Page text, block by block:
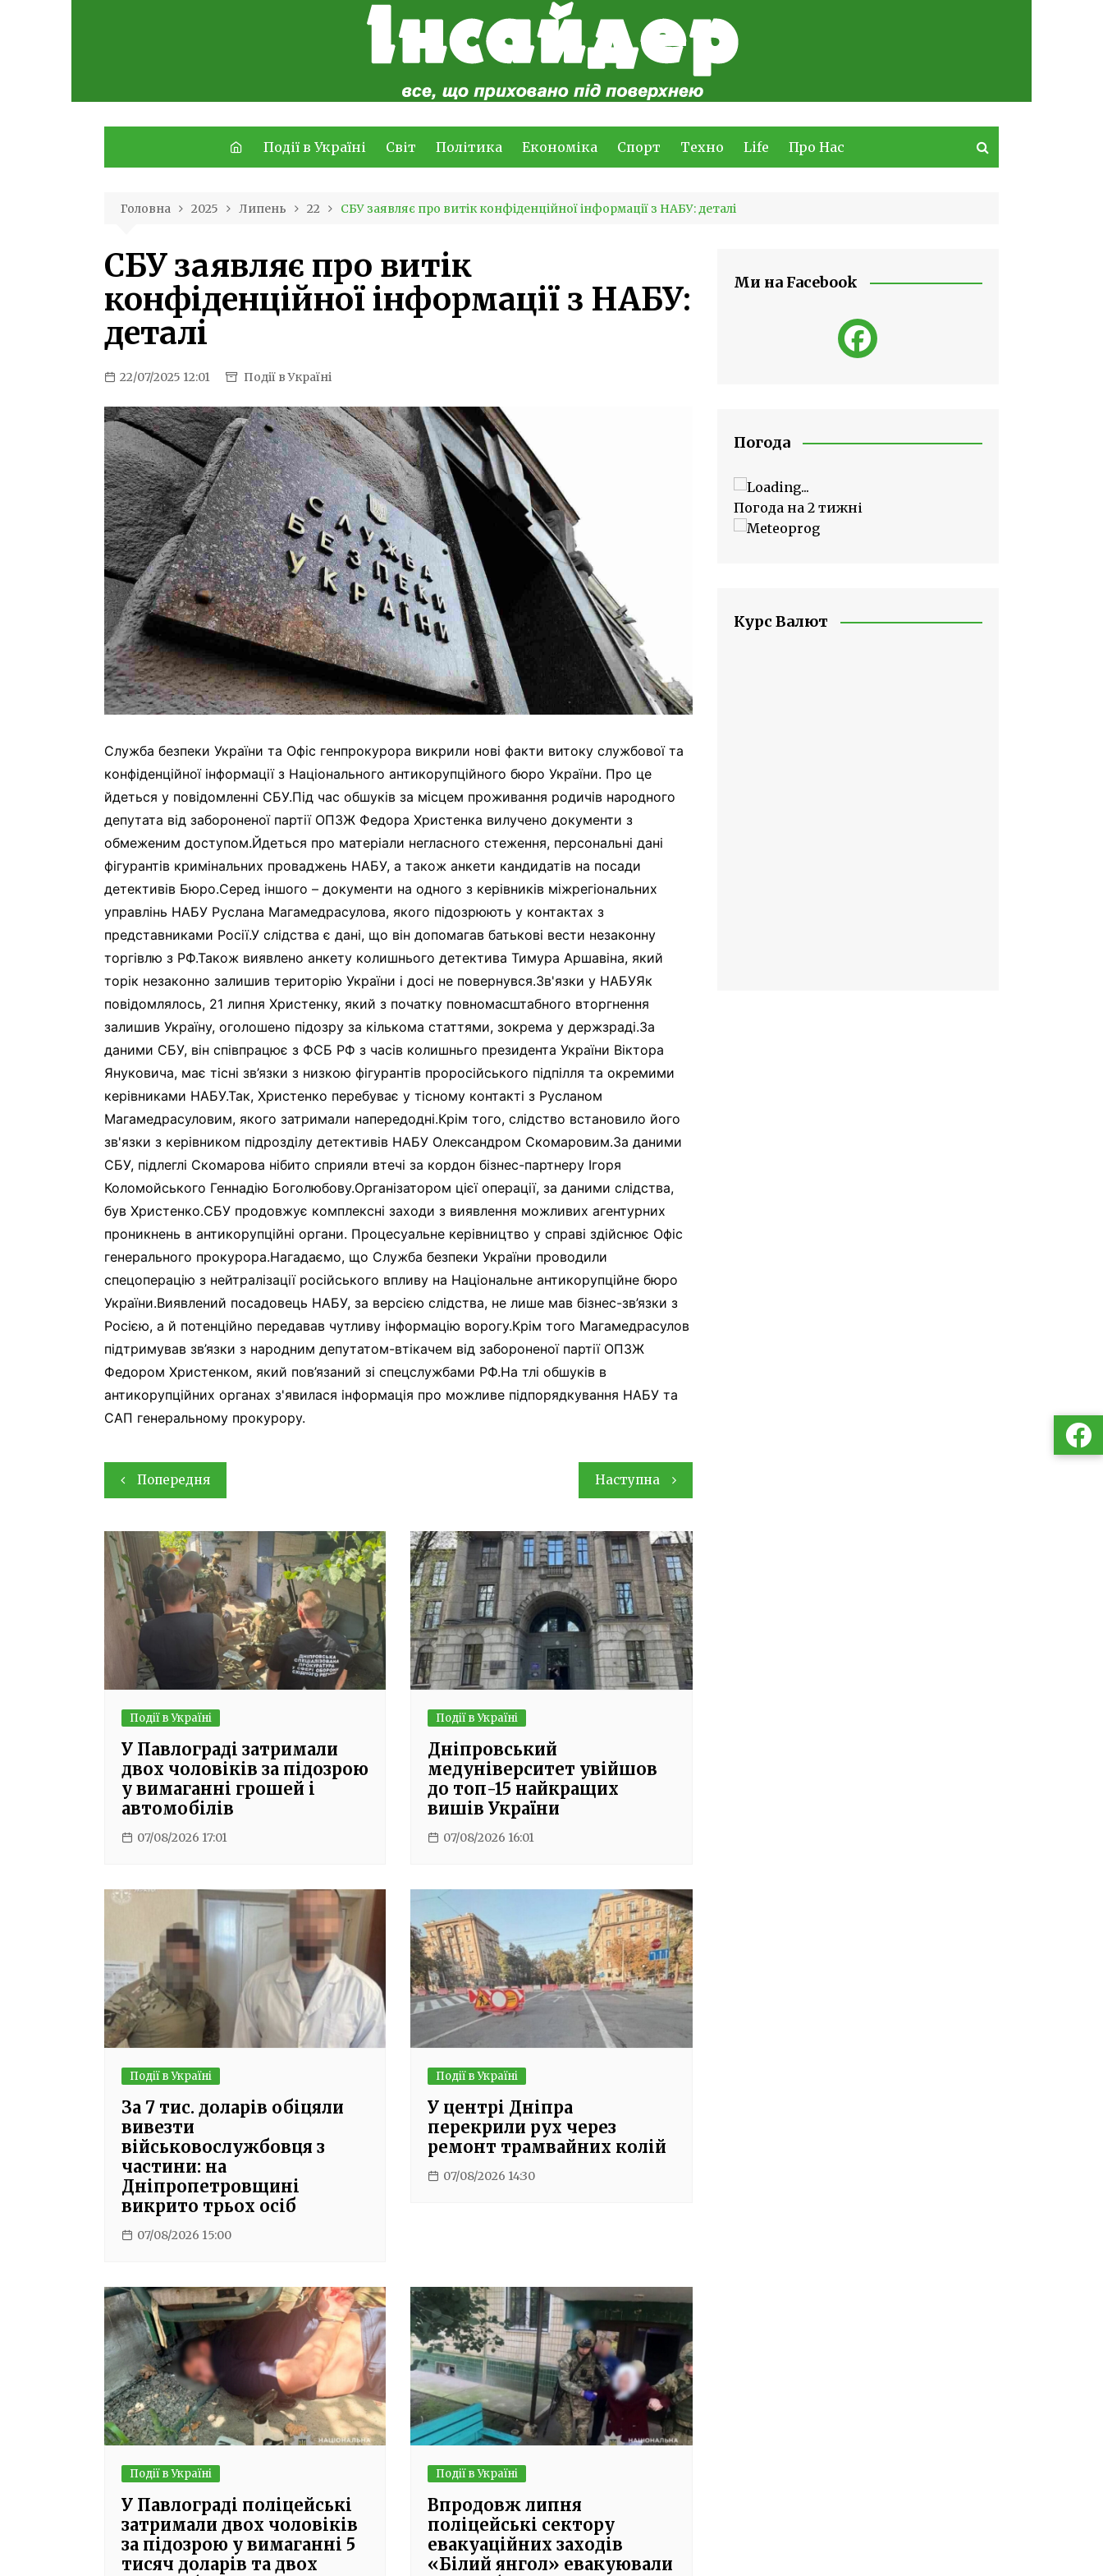
Події в Україні Світ Політика Економіка Спорт Техно Life Про Нас
Головна 2025 Липень 22 СБУ заявляє про витік конфіденційної інформації з НАБУ: деталі
СБУ заявляє про витік
конфіденційної інформації з НАБУ:
деталі
22/07/2025 12:01 Події в Україні
Служба безпеки України та Офіс генпрокурора викрили нові факти витоку службової та
конфіденційної інформації з Національного антикорупційного бюро України. Про це
йдеться у повідомленні СБУ.Під час обшуків за місцем проживання родичів народного
депутата від забороненої партії ОПЗЖ Федора Христенка вилучено документи з
обмеженим доступом.Йдеться про матеріали негласного стеження, персональні дані
фігурантів кримінальних проваджень НАБУ, а також анкети кандидатів на посади
детективів Бюро.Серед іншого – документи на одного з керівників міжрегіональних
управлінь НАБУ Руслана Магамедрасулова, якого підозрюють у контактах з
представниками Росії.У слідства є дані, що він допомагав батькові вести незаконну
торгівлю з РФ.Також виявлено анкету колишнього детектива Тимура Аршавіна, який
торік незаконно залишив територію України і досі не повернувся.Зв'язки у НАБУЯк
повідомлялось, 21 липня Христенку, який з початку повномасштабного вторгнення
залишив Україну, оголошено підозру за кількома статтями, зокрема у держзраді.За
даними СБУ, він співпрацює з ФСБ РФ з часів колишньго президента України Віктора
Януковича, має тісні зв’язки з низкою фігурантів проросійського підпілля та окремими
керівниками НАБУ.Так, Христенко перебуває у тісному контакті з Русланом
Магамедрасуловим, якого затримали напередодні.Крім того, слідство встановило його
зв'язки з керівником підрозділу детективів НАБУ Олександром Скомаровим.За даними
СБУ, підлеглі Скомарова нібито сприяли втечі за кордон бізнес-партнеру Ігоря
Коломойського Геннадію Боголюбову.Організатором цієї операції, за даними слідства,
був Христенко.СБУ продовжує комплексні заходи з виявлення можливих агентурних
проникнень в антикорупційні органи. Процесуальне керівництво у справі здійснює Офіс
генерального прокурора.Нагадаємо, що Служба безпеки України проводили
спецоперацію з нейтралізації російського впливу на Національне антикорупційне бюро
України.Виявлений посадовець НАБУ, за версією слідства, не лише мав бізнес-зв’язки з
Росією, а й потенційно передавав чутливу інформацію ворогу.Крім того Магамедрасулов
підтримував зв’язки з народним депутатом-втікачем від забороненої партії ОПЗЖ
Федором Христенком, який пов’язаний зі спецслужбами РФ.На тлі обшуків в
антикорупційних органах з'явилася інформація про можливе підпорядкування НАБУ та
САП генеральному прокурору.
Навігація
записів
Попередня Наступна
Події в Україні
У Павлограді затримали
двох чоловіків за підозрою
у вимаганні грошей і
автомобілів
07/08/2026 17:01
Події в Україні
Дніпровський
медуніверситет увійшов
до топ-15 найкращих
вишів України
07/08/2026 16:01
Події в Україні
За 7 тис. доларів обіцяли
вивезти
військовослужбовця з
частини: на
Дніпропетровщині
викрито трьох осіб
07/08/2026 15:00
Події в Україні
У центрі Дніпра
перекрили рух через
ремонт трамвайних колій
07/08/2026 14:30
Події в Україні
У Павлограді поліцейські
затримали двох чоловіків
за підозрою у вимаганні 5
тисяч доларів та двох
Події в Україні
Впродовж липня
поліцейські сектору
евакуаційних заходів
«Білий янгол» евакуювали
Ми на Facebook
Погода
Погода на 2 тижні
Курс Валют